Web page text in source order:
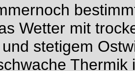
Wetter mit
stetigem